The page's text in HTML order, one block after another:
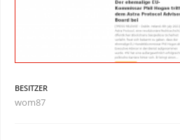
BESITZER
wom87